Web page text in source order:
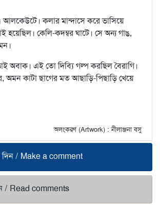
আলকেউটে। কলার মান্দাসে করে ভাসিয়ে
হয়েছিল। কেলি-কদম্বর ঘাটে। সে অন্য গাঙ,
অবাক। এই তো দিব্যি গল্প করছিল বৈরাগি।
অমন কাটা ছাগের মত আছাড়ি-পিছাড়ি খেয়ে
অলংকরণ (Artwork) : নীলাঞ্জনা বসু
দিন / Make a comment
/ Read comments